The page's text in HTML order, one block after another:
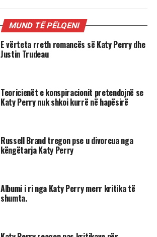
MUND TË PËLQENI
E vërteta rreth romancës së Katy Perry dhe
Justin Trudeau
Teoricienët e konspiracionit pretendojnë se
Katy Perry nuk shkoi kurrë në hapësirë
Russell Brand tregon pse u divorcua nga
këngëtarja Katy Perry
Albumi i ri nga Katy Perry merr kritika të
shumta.